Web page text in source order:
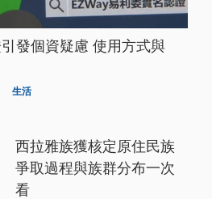
發個資疑慮 使用方式與
生活
西拉雅族獲核定原住民族
爭取過程與族群分布一次
看